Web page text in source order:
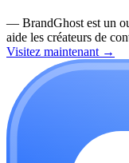
— BrandGhost est un
aide les créateurs de
Visitez maintenant →